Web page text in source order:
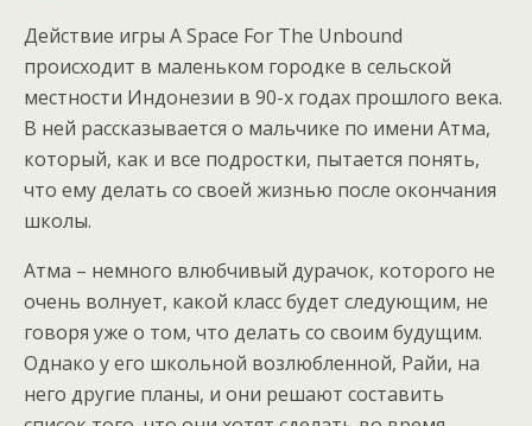
Действие игры A Space For The Unbound
происходит в маленьком городке в сельской
местности Индонезии в 90-х годах прошлого века.
В ней рассказывается о мальчике по имени Атма,
который, как и все подростки, пытается понять,
что ему делать со своей жизнью после окончания
школы.
Атма – немного влюбчивый дурачок, которого не
очень волнует, какой класс будет следующим, не
говоря уже о том, что делать со своим будущим.
Однако у его школьной возлюбленной, Райи, на
него другие планы, и они решают составить